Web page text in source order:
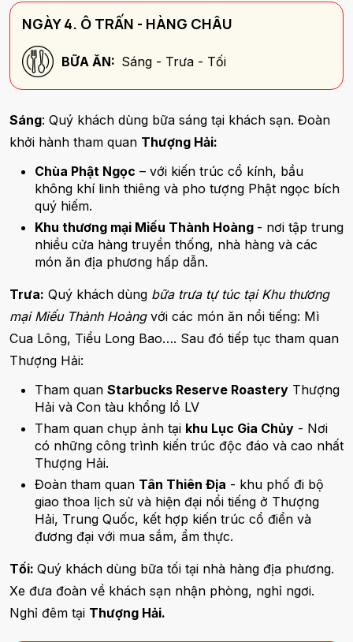
NGÀY 4. Ô TRẤN - HÀNG CHÂU
BỮA ĂN: Sáng - Trưa - Tối
Sáng: Quý khách dùng bữa sáng tại khách sạn. Đoàn
khởi hành tham quan Thượng Hải:
Chùa Phật Ngọc – với kiến trúc cổ kính, bầu
không khí linh thiêng và pho tượng Phật ngọc bích
quý hiếm.
Khu thương mại Miếu Thành Hoàng - nơi tập trung
nhiều cửa hàng truyền thống, nhà hàng và các
món ăn địa phương hấp dẫn.
Trưa: Quý khách dùng bữa trưa tự túc tại Khu thương
mại Miếu Thành Hoàngvới các món ăn nổi tiếng: Mì
Cua Lông, Tiểu Long Bao…. Sau đó tiếp tục tham quan
Thượng Hải:
Tham quan Starbucks Reserve Roastery Thượng
Hải và Con tàu khổng lồ LV
Tham quan chụp ảnh tại khu Lục Gia Chủy - Nơi
có những công trình kiến trúc độc đáo và cao nhất
Thượng Hải.
Đoàn tham quan Tân Thiên Địa - khu phố đi bộ
giao thoa lịch sử và hiện đại nổi tiếng ở Thượng
Hải, Trung Quốc, kết hợp kiến trúc cổ điển và
đương đại với mua sắm, ẩm thực.
Tối: Quý khách dùng bữa tối tại nhà hàng địa phương.
Xe đưa đoàn về khách sạn nhận phòng, nghỉ ngơi.
Nghỉ đêm tại Thượng Hải.